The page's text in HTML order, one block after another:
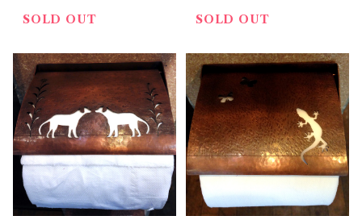
SOLD OUT
SOLD OUT